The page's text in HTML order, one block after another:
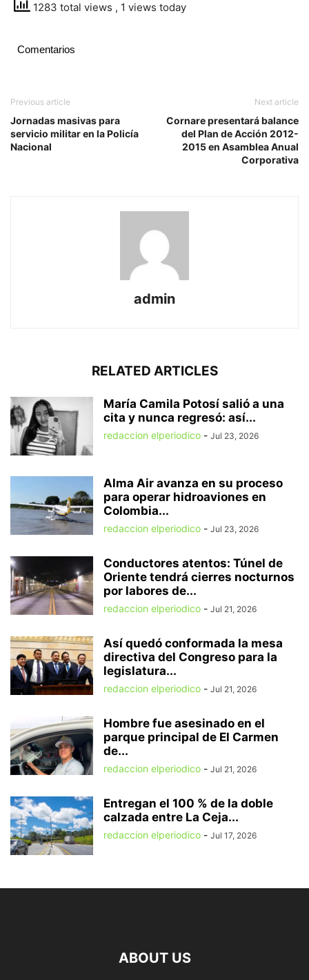
1283 total views , 1 views today
Comentarios
Previous article
Jornadas masivas para
servicio militar en la Policía
Nacional
Next article
Cornare presentará balance
del Plan de Acción 2012-
2015 en Asamblea Anual
Corporativa
admin
RELATED ARTICLES
María Camila Potosí salió a una
cita y nunca regresó: así...
redaccion elperiodico - Jul 23, 2026
Alma Air avanza en su proceso
para operar hidroaviones en
Colombia...
redaccion elperiodico - Jul 23, 2026
Conductores atentos: Túnel de
Oriente tendrá cierres nocturnos
por labores de...
redaccion elperiodico - Jul 21, 2026
Así quedó conformada la mesa
directiva del Congreso para la
legislatura...
redaccion elperiodico - Jul 21, 2026
Hombre fue asesinado en el
parque principal de El Carmen
de...
redaccion elperiodico - Jul 21, 2026
Entregan el 100 % de la doble
calzada entre La Ceja...
redaccion elperiodico - Jul 17, 2026
ABOUT US